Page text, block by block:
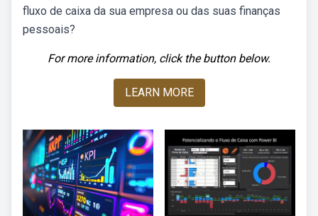
fluxo de caixa da sua empresa ou das suas finanças
pessoais?
For more information, click the button below.
LEARN MORE